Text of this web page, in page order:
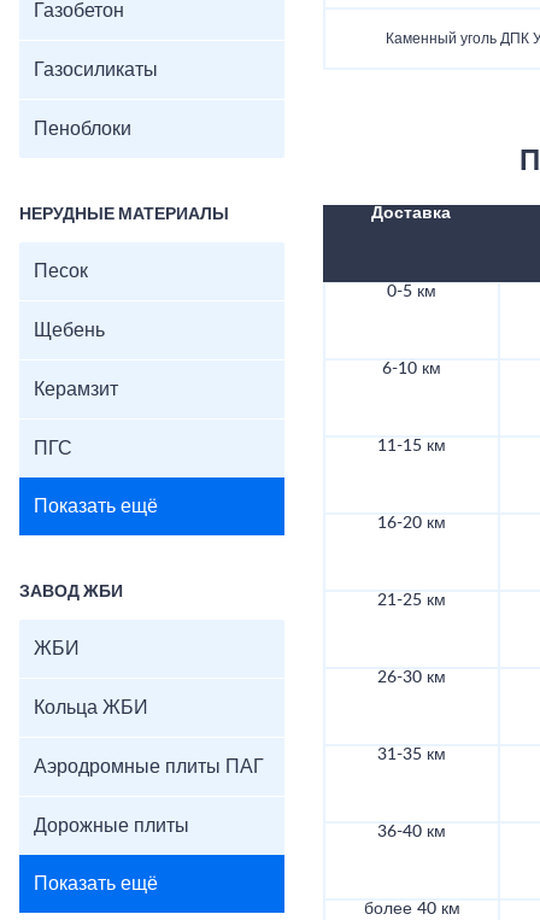
Газобетон
Газосиликаты
Пеноблоки
НЕРУДНЫЕ МАТЕРИАЛЫ
Песок
Щебень
Керамзит
ПГС
Показать ещё
ЗАВОД ЖБИ
ЖБИ
Кольца ЖБИ
Аэродромные плиты ПАГ
Дорожные плиты
Показать ещё
Каменный уголь ДПК
Доставка
0-5 км
6-10 км
11-15 км
16-20 км
21-25 км
26-30 км
31-35 км
36-40 км
более 40 км